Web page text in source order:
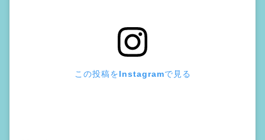
この投稿をInstagramで見る